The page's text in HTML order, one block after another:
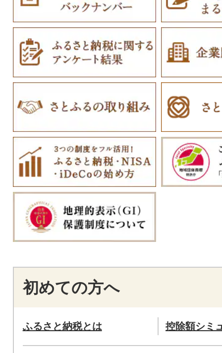
初めての方へ
ふるさと納税とは 控除額シミ